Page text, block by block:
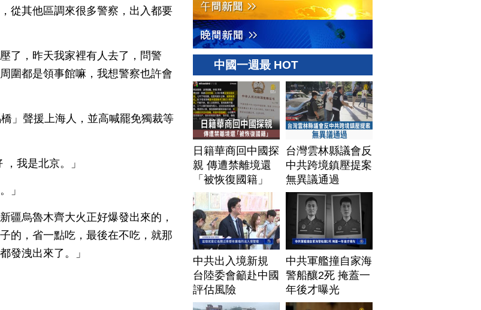
從其他區調來很多警察，出入都要
了，昨天我家裡有人去了，問警
圍都是領事館嘛，我想警察也許會
」聲援上海人，並高喊罷免獨裁等
我是北京。」
」
疆烏魯木齊大火正好爆發出來的，
的，省一點吃，最後在不吃，就那
發洩出來了。」
中國一週最 HOT
日籍華商回中國探
親 傳遭禁離境還
「被恢復國籍」
台灣雲林縣議會反
中共跨境鎮壓提案
無異議通過
中共出入境新規
台陸委會籲赴中國
評估風險
中共軍艦撞自家海
警船釀2死 掩蓋一
年後才曝光